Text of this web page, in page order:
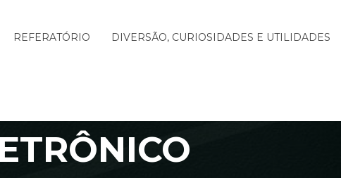
REFERATÓRIO DIVERSÃO, CURIOSIDADES E UTILIDADES